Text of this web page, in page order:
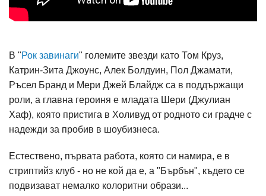
В "Рок завинаги" големите звезди като Том Круз,
Катрин-Зита Джоунс, Алек Болдуин, Пол Джамати,
Ръсел Бранд и Мери Джей Блайдж са в поддържащи
роли, а главна героиня е младата Шери (Джулиан
Хаф), която пристига в Холивуд от родното си градче с
надежди за пробив в шоубизнеса.
Естествено, първата работа, която си намира, е в
стриптийз клуб - но не кой да е, а "Бърбън", където се
подвизават немалко колоритни образи...